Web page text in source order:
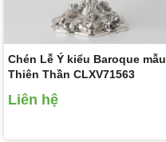
Chén Lễ Ý kiểu Baroque mẫu
Thiên Thần CLXV71563
Liên hệ